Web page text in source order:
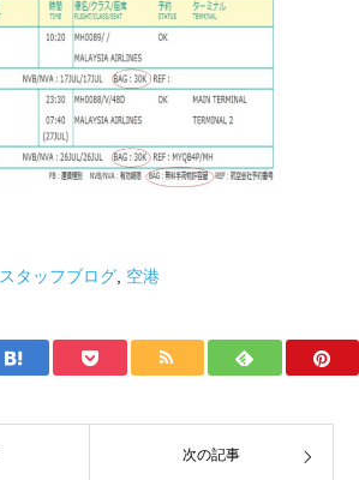
スタッフブログ 空港
次の記事